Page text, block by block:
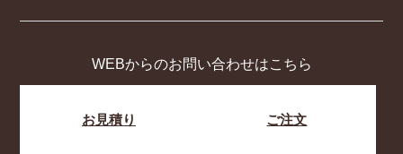
WEBからのお問い合わせはこちら
お見積り ご注文